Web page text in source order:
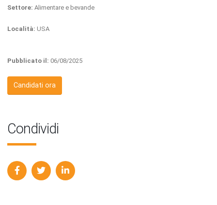
Settore: Alimentare e bevande
Località: USA
Pubblicato il: 06/08/2025
Candidati ora
Condividi